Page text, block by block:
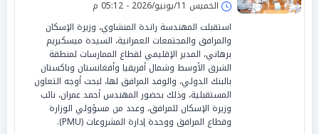
الخميس 11/يونيو/2026 - 05:12 م
استقبلت المهندسة راندة المنشاوي، وزيرة الإسكان
والمرافق والمجتمعات العمرانية، السيدة ميسكيريم
برهاني، المدير الإقليمي لقطاع الممارسات لمنطقة
الشرق الأوسط وشمال أفريقيا وأفغانستان وباكستان
بالبنك الدولي، والوفد المرافق لها، لبحث أوجه التعاون
المستقبلية، وذلك بحضور المهندس أحمد عمران، نائب
وزيرة الإسكان للمرافق، وعدد من مسؤولي الوزارة
وقطاع المرافق ووحدة إدارة المشروعات (PMU).